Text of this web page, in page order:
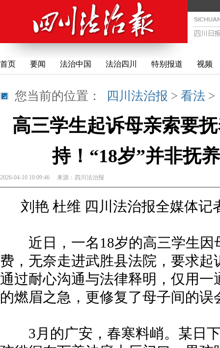
首页 要闻 法治中国 法治四川 特别报道 视频
您当前的位置： 四川法治报 > 看法
高三学生起诉母亲索要
持！“18岁”并非抚
2026-04-10 10:09:46 来源： 四川法治报
刘艳 杜维 四川法治报全媒体记
近日，一名18岁的高三学生因
费，无奈走进武胜县法院，要求
通过耐心沟通与法律释明，仅用
的燃眉之急，更修复了母子间的误
3月的广安，春寒料峭。某日下